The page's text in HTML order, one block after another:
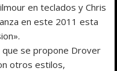
en teclados y Chris
en este 2011 esta
se propone Drover
otros estilos,